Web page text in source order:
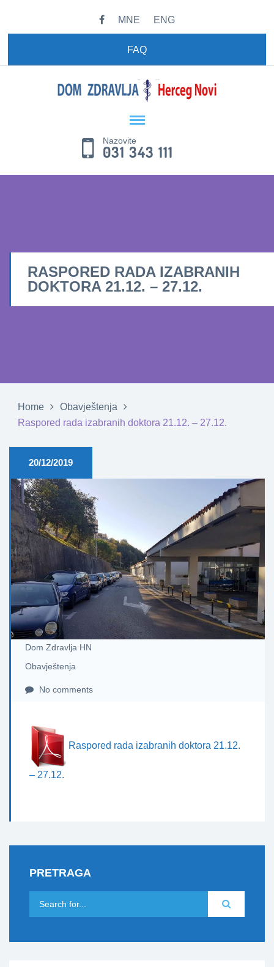
MNE ENG
FAQ
Nazovite
031 343 111
RASPORED RADA IZABRANIH
DOKTORA 21.12. – 27.12.
Home
Obavještenja
Raspored rada izabranih doktora 21.12. – 27.12.
20/12/2019
Dom Zdravlja HN
Obavještenja
No comments
Raspored rada izabranih doktora 21.12.
– 27.12.
PRETRAGA